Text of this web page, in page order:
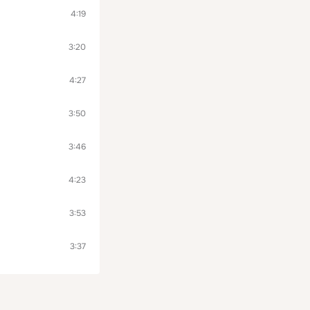
4:19
3:20
4:27
3:50
3:46
4:23
3:53
3:37